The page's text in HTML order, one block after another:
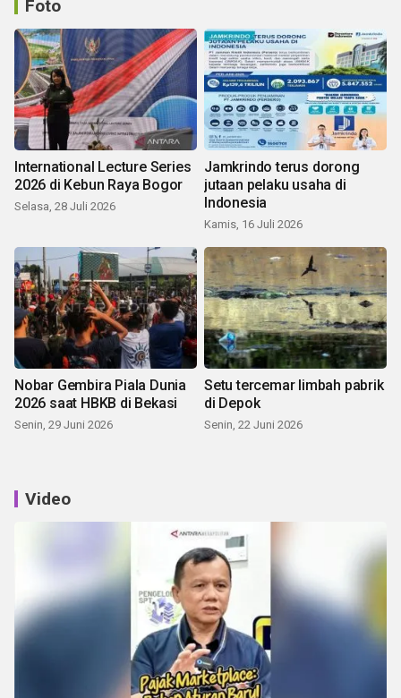
Foto
International Lecture Series
2026 di Kebun Raya Bogor
Selasa, 28 Juli 2026
Jamkrindo terus dorong
jutaan pelaku usaha di
Indonesia
Kamis, 16 Juli 2026
Nobar Gembira Piala Dunia
2026 saat HBKB di Bekasi
Senin, 29 Juni 2026
Setu tercemar limbah pabrik
di Depok
Senin, 22 Juni 2026
Video